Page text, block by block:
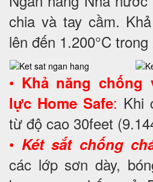
chia và tay cầm.
lên đến 1.200°C
• Khả năng chống
lực Home Safe: Khi
từ độ cao 30feet
• Két sắt chống
các lớp sơn dày,